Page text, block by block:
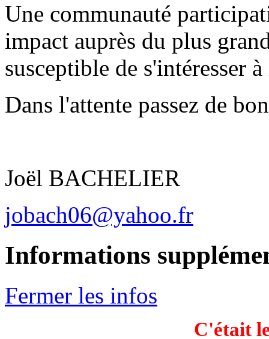
Une communauté
impact auprès du plus
susceptible de s'intéresser
Dans l'attente passez de
Joël BACHELIER
jobach06@yahoo.fr
Informations
Fermer les infos
C'était